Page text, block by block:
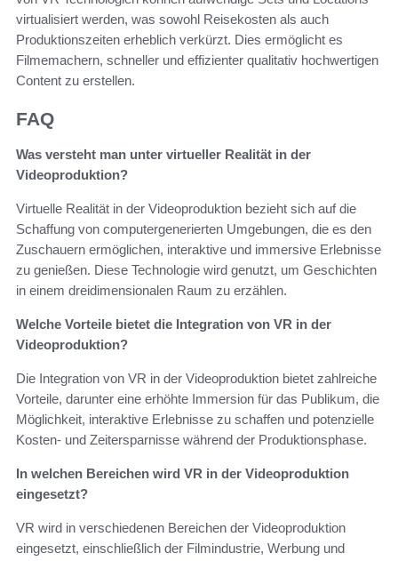
virtualisiert werden, was sowohl Reisekosten als auch
Produktionszeiten erheblich verkürzt. Dies ermöglicht es
Filmemachern, schneller und effizienter qualitativ hochwertigen
Content zu erstellen.
FAQ
Was versteht man unter virtueller Realität in der
Videoproduktion?
Virtuelle Realität in der Videoproduktion bezieht sich auf die
Schaffung von computergenerierten Umgebungen, die es den
Zuschauern ermöglichen, interaktive und immersive Erlebnisse
zu genießen. Diese Technologie wird genutzt, um Geschichten
in einem dreidimensionalen Raum zu erzählen.
Welche Vorteile bietet die Integration von VR in der
Videoproduktion?
Die Integration von VR in der Videoproduktion bietet zahlreiche
Vorteile, darunter eine erhöhte Immersion für das Publikum, die
Möglichkeit, interaktive Erlebnisse zu schaffen und potenzielle
Kosten- und Zeitersparnisse während der Produktionsphase.
In welchen Bereichen wird VR in der Videoproduktion
eingesetzt?
VR wird in verschiedenen Bereichen der Videoproduktion
eingesetzt, einschließlich der Filmindustrie, Werbung und